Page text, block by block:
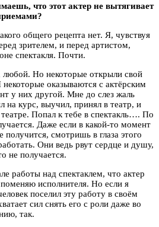
что этот актер не вытягивает
общего рецепта нет. Я, чувствуя
зрителем, и перед артистом,
спектакля. Почти.
любой. Но некоторые открыли свой
оказываются с актёрским
у них другой. Мне до слез жаль
на курс, выучил, принял в театр, и
Попал к тебе в спектакль…. По
Даже если в какой-то момент
смотришь в глаза этого
Они ведь рвут сердце и душу,
не получается.
работы над спектаклем, что актер
поменяю исполнителя. Но если я
поселил эту работу в своём
сил снять его с роли даже во
так.